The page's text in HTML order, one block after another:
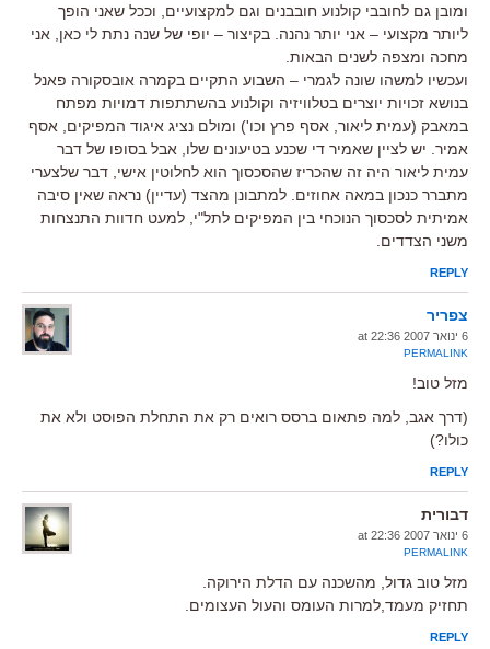
ומובן גם לחובבי קולנוע חובבנים וגם למקצועיים, וככל שאני הופך
ליותר מקצועי – אני יותר נהנה. בקיצור – יופי של שנה נתת לי כאן, אני
מחכה ומצפה לשנים הבאות.
ועכשיו למשהו שונה לגמרי – השבוע התקיים בקמרה אובסקורה פאנל
בנושא זכויות יוצרים בטלוויזיה וקולנוע בהשתתפות דמויות מפתח
במאבק (עמית ליאור, אסף פרץ וכו') ומולם נציג איגוד המפיקים, אסף
אמיר. יש לציין שאמיר די שכנע בטיעונים שלו, אבל בסופו של דבר
עמית ליאור היה זה שהכריז שהסכסוך הוא לחלוטין אישי, דבר שלצערי
מתברר כנכון במאה אחוזים. למתבונן מהצד (עדיין) נראה שאין סיבה
אמיתית לסכסוך הנוכחי בין המפיקים לתל"י, למעט חדוות התנצחות
משני הצדדים.
REPLY
צפריר
6 ינואר 2007 at 22:36
PERMALINK
מזל טוב!
(דרך אגב, למה פתאום ברסס רואים רק את התחלת הפוסט ולא את
כולו?)
REPLY
דבורית
6 ינואר 2007 at 22:36
PERMALINK
מזל טוב גדול, מהשכנה עם הדלת הירוקה.
תחזיק מעמד,למרות העומס והעול העצומים.
REPLY